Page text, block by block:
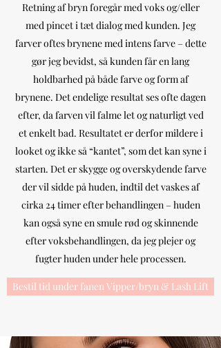
Retning af bryn foregår med voks og/eller
med pincet i tæt dialog med kunden. Jeg
farver oftes brynene med intens farve – dette
gør jeg bevidst, så kunden får en lang
holdbarhed på både farve og form af
brynene. Det endelige resultat ses ofte dagen
efter, da farven vil falme let og naturligt ved
et enkelt bad. Resultatet er derfor mildere i
looket og ikke så “kantet”, som det kan syne i
starten. Det er skygge og overskydende farve
der vil sidde på huden, indtil det vaskes af
cirka 24 timer efter behandlingen – huden
kan også syne en smule rød og skinnende
efter voksbehandlingen, da jeg plejer og
fugter huden under hele processen.
Bestil tid under fanen Vipper/bryn & Lash Lift